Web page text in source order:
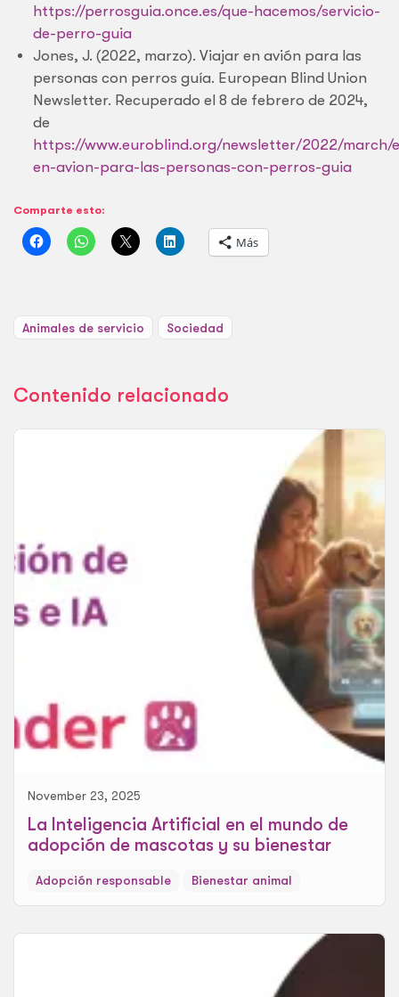
https://perrosguia.once.es/que-hacemos/servicio-
de-perro-guia
Jones, J. (2022, marzo). Viajar en avión para las
personas con perros guía. European Blind Union
Newsletter. Recuperado el 8 de febrero de 2024,
de
https://www.euroblind.org/newsletter/2022/march/
en-avion-para-las-personas-con-perros-guia
Comparte esto:
Más
Animales de servicio Sociedad
Contenido relacionado
November 23, 2025
La Inteligencia Artificial en el mundo de
adopción de mascotas y su bienestar
Adopción responsable Bienestar animal